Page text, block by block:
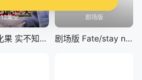
12集全
真・进化果 实不知不觉踏上胜利的人生
剧场版
剧场版 Fate/stay night [Heaven&#039;s Feel] III.spring song